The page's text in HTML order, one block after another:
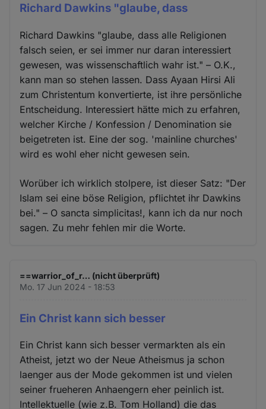
Richard Dawkins "glaube, dass
Richard Dawkins "glaube, dass alle Religionen
falsch seien, er sei immer nur daran interessiert
gewesen, was wissenschaftlich wahr ist." – O.K.,
kann man so stehen lassen. Dass Ayaan Hirsi Ali
zum Christentum konvertierte, ist ihre persönliche
Entscheidung. Interessiert hätte mich zu erfahren,
welcher Kirche / Konfession / Denomination sie
beigetreten ist. Eine der sog. 'mainline churches'
wird es wohl eher nicht gewesen sein.
Worüber ich wirklich stolpere, ist dieser Satz: "Der
Islam sei eine böse Religion, pflichtet ihr Dawkins
bei." – O sancta simplicitas!, kann ich da nur noch
sagen. Zu mehr fehlen mir die Worte.
==warrior_of_r… (nicht überprüft)
Mo. 17 Jun 2024 - 18:53
Ein Christ kann sich besser
Ein Christ kann sich besser vermarkten als ein
Atheist, jetzt wo der Neue Atheismus ja schon
laenger aus der Mode gekommen ist und vielen
seiner frueheren Anhaengern eher peinlich ist.
Intellektuelle (wie z.B. Tom Holland) die das